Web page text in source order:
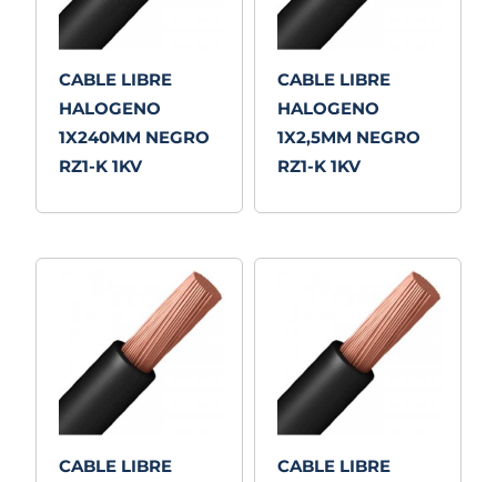
CABLE LIBRE
HALOGENO
1X240MM NEGRO
RZ1-K 1KV
CABLE LIBRE
HALOGENO
1X2,5MM NEGRO
RZ1-K 1KV
CABLE LIBRE
CABLE LIBRE